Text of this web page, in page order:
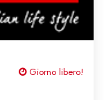
Giorno libero!